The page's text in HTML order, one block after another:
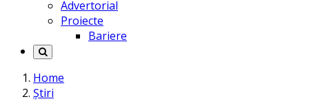
Advertorial
Proiecte
Bariere
Home
Știri